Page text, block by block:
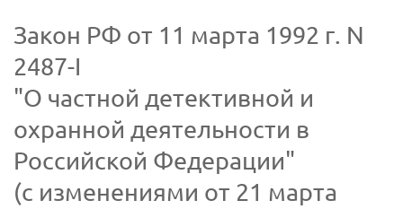
Закон РФ от 11 марта 1992 г. N
2487-I
"О частной детективной и
охранной деятельности в
Российской Федерации"
(с изменениями от 21 марта